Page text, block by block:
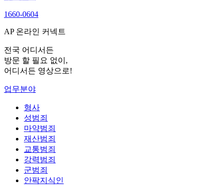
1660-0604
AP 온라인 커넥트
전국 어디서든
방문 할 필요 없이,
어디서든 영상으로!
업무분야
형사
성범죄
마약범죄
재산범죄
교통범죄
강력범죄
군범죄
안팍지식인